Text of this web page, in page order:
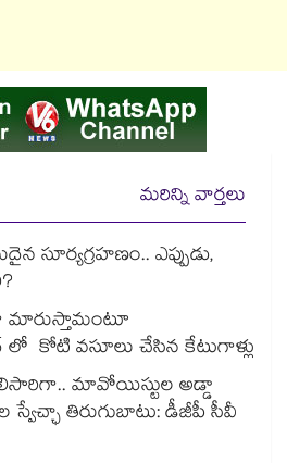
మరిన్ని వార్తలు
సూర్యగ్రహణం.. ఎప్పుడు,
మారుస్తామంటూ
కోటి వసూలు చేసిన కేటుగాళ్లు
మావోయిస్టుల అడ్డా
స్వేచ్ఛా తిరుగుబాటు: డీజీపీ సీవీ